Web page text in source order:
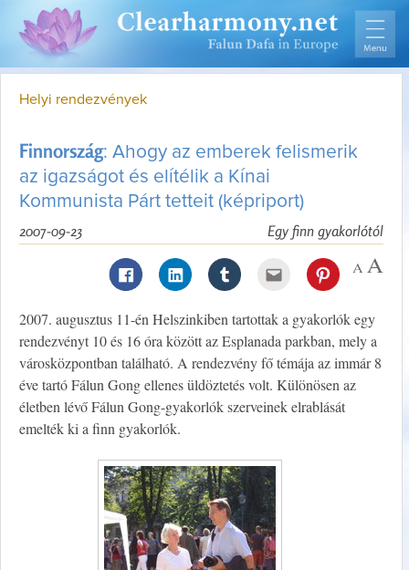
Helyi rendezvények
Finnország: Ahogy az emberek felismerik
az igazságot és elítélik a Kínai
Kommunista Párt tetteit (képriport)
Egy finn gyakorlótól
2007-09-23
2007. augusztus 11-én Helszinkiben tartottak a gyakorlók egy
rendezvényt 10 és 16 óra között az Esplanada parkban, mely a
városközpontban található. A rendezvény fő témája az immár 8
éve tartó Fálun Gong ellenes üldöztetés volt. Különösen az
életben lévő Fálun Gong-gyakorlók szerveinek elrablását
emelték ki a finn gyakorlók.